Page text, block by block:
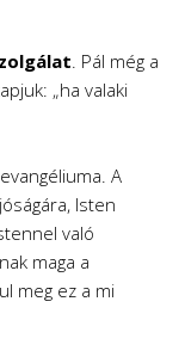
. Pál még a
„ha valaki
A
Isten
való
maga a
meg ez a mi